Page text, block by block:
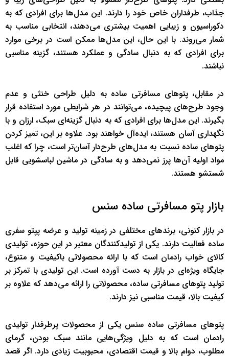
جذاب، طرفداران خاص خود را دارند. این مدل‌ها برای افرادی که به
دکوراسیون و زیبایی اهمیت بیشتری می‌دهند، انتخابی مناسب به
شمار می‌روند. با این حال، این مدل‌ها ممکن است در برخی موارد
برای افرادی که به دنبال سادگی و عملکرد هستند، گزینه مناسبی
نباشند.
در مقابل، پتوهای مسافرتی ساده به دلیل طراحی خنثی و عدم
وجود طرح‌های پیچیده، می‌توانند در هر شرایطی مورد استفاده قرار
بگیرند. این مدل‌ها برای افرادی که به دنبال گزینه‌ای سبک، ارزان و با
نگهداری آسان هستند، ایده‌آل خواهند بود. علاوه بر این، تمیز کردن
پتوهای ساده نسبت به مدل‌های طرح‌دار آسان‌تر است، چرا که اغلب
مواد اولیه آن‌ها پرز نمی‌دهد و به سادگی در ماشین لباسشویی قابل
شستشو هستند.
بازار پتو مسافرتی ساده سنس
در بازار کنونی، برندهای مختلفی در زمینه تولید و عرضه پپتو سفری
ساده فعالیت دارند. یکی از تولیدکنندگان معتبر در این حوزه، تولیدی
کالای خواب رادمان است که با ارائه محصولاتی باکیفیت و متنوع،
جایگاه ویژه‌ای در بازار به دست آورده است. این تولیدی با تمرکز بر
تولید پتوهای مسافرتی ساده، محصولاتی را ارائه می‌دهد که علاوه بر
کیفیت بالا، قیمت مناسبی نیز دارند.
پتوهای مسافرتی ساده سنس یکی از محصولات پرطرفدار تولیدی
رادمان است که به دلیل ویژگی‌هایی مانند سبک بودن، گرمای
مطلوب، دوام بالا و قیمت اقتصادی، محبوبیت زیادی دارد. اگر قصد